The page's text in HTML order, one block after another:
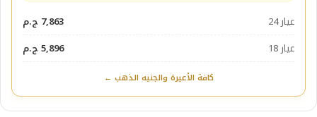
عيار 24
7,863 ج.م
عيار 18
5,896 ج.م
كافة الأعيرة والجنيه الذهب ←